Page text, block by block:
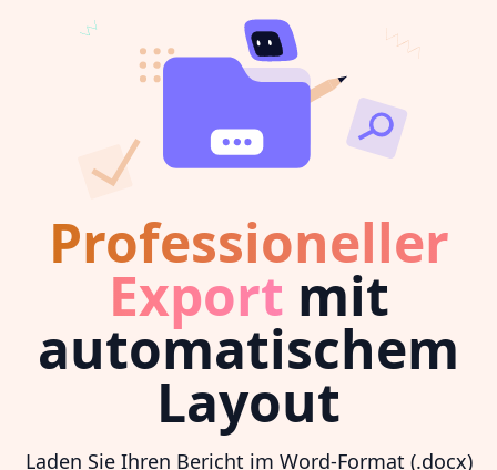
Professioneller
Export mit
automatischem
Layout
Laden Sie Ihren Bericht im Word-Format (.docx)